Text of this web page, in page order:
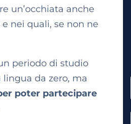
un’occhiata anche
nei quali, se non ne
periodo di studio
lingua da zero, ma
poter partecipare